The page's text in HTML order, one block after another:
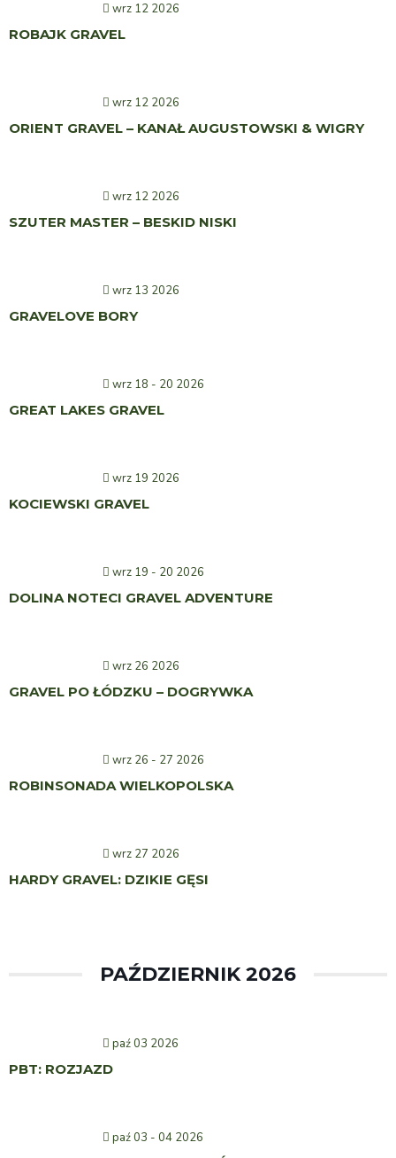
wrz 12 2026
ROBAJK GRAVEL
wrz 12 2026
ORIENT GRAVEL – KANAŁ AUGUSTOWSKI & WIGRY
wrz 12 2026
SZUTER MASTER – BESKID NISKI
wrz 13 2026
GRAVELOVE BORY
wrz 18 - 20 2026
GREAT LAKES GRAVEL
wrz 19 2026
KOCIEWSKI GRAVEL
wrz 19 - 20 2026
DOLINA NOTECI GRAVEL ADVENTURE
wrz 26 2026
GRAVEL PO ŁÓDZKU – DOGRYWKA
wrz 26 - 27 2026
ROBINSONADA WIELKOPOLSKA
wrz 27 2026
HARDY GRAVEL: DZIKIE GĘSI
PAŹDZIERNIK 2026
paź 03 2026
PBT: ROZJAZD
paź 03 - 04 2026